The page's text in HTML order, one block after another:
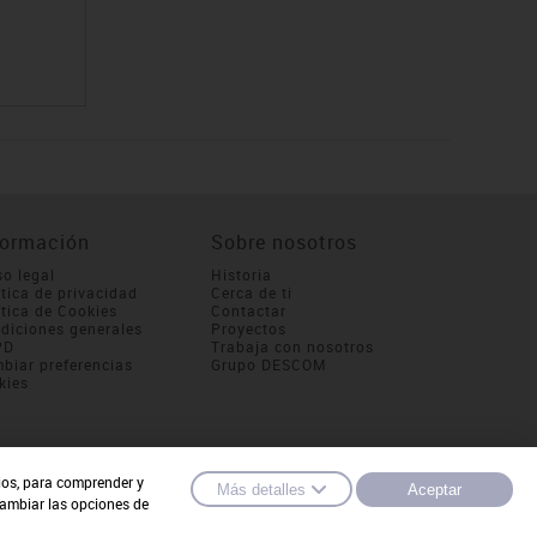
legal
de privacidad
de Cookies
generales
preferencias
Sobre nosotros
Historia
Cerca de ti
Contactar
Proyectos
Trabaja con nosotros
Grupo DESCOM
para comprender y
las opciones de
Más detalles Aceptar